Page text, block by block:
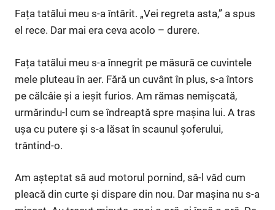
Fața tatălui meu s-a întărit. „Vei regreta asta,” a spus
el rece. Dar mai era ceva acolo – durere.
Fața tatălui meu s-a înnegrit pe măsură ce cuvintele
mele pluteau în aer. Fără un cuvânt în plus, s-a întors
pe călcâie și a ieșit furios. Am rămas nemișcată,
urmărindu-l cum se îndreaptă spre mașina lui. A tras
ușa cu putere și s-a lăsat în scaunul șoferului,
trântind-o.
Am așteptat să aud motorul pornind, să-l văd cum
pleacă din curte și dispare din nou. Dar mașina nu s-a